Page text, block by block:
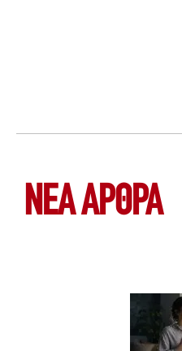
ΝΕΑ ΆΡΘΡΑ